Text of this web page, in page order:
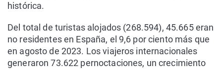
histórica.
Del total de turistas alojados (268.594), 45.665 eran
no residentes en España, el 9,6 por ciento más que
en agosto de 2023. Los viajeros internacionales
generaron 73.622 pernoctaciones, un crecimiento